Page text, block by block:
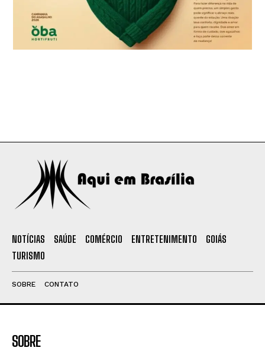
NOTÍCIAS SAÚDE COMÉRCIO ENTRETENIMENTO
GOIÁS
TURISMO
SOBRE CONTATO
SOBRE